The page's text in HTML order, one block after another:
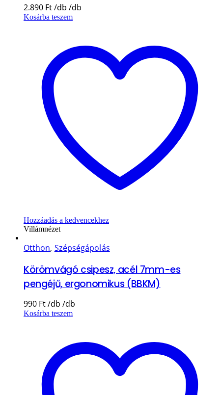
2.890 Ft
Kosárba teszem
Hozzáadás a kedvencekhez
Villámnézet
Otthon, Szépségápolás
Körömvágó csipesz, acél 7mm-es
pengéjű, ergonomikus (BBKM)
990 Ft
Kosárba teszem